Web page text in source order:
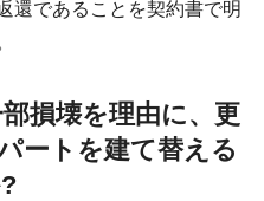
還であることを契約書で明
損壊を理由に、更
ートを建て替える